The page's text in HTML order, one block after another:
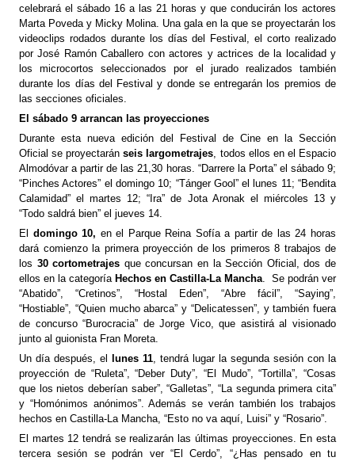
celebrará el sábado 16 a las 21 horas y que conducirán los actores
Marta Poveda y Micky Molina. Una gala en la que se proyectarán los
videoclips rodados durante los días del Festival, el corto realizado
por José Ramón Caballero con actores y actrices de la localidad y
los microcortos seleccionados por el jurado realizados también
durante los días del Festival y donde se entregarán los premios de
las secciones oficiales.
El sábado 9 arrancan las proyecciones
Durante esta nueva edición del Festival de Cine en la Sección
Oficial se proyectaránseis largometrajes, todos ellos en el Espacio
Almodóvar a partir de las 21,30 horas. “Darrere la Porta” el sábado 9;
“Pinches Actores” el domingo 10; “Tánger Gool” el lunes 11; “Bendita
Calamidad” el martes 12; “Ira” de Jota Aronak el miércoles 13 y
“Todo saldrá bien” el jueves 14.
El domingo 10, en el Parque Reina Sofía a partir de las 24 horas
dará comienzo la primera proyección de los primeros 8 trabajos de
los 30 cortometrajes que concursan en la Sección Oficial, dos de
ellos en la categoría Hechos en Castilla-La Mancha. Se podrán ver
“Abatido”, “Cretinos”, “Hostal Eden”, “Abre fácil”, “Saying”,
“Hostiable”, “Quien mucho abarca” y “Delicatessen”, y también fuera
de concurso “Burocracia” de Jorge Vico, que asistirá al visionado
junto al guionista Fran Moreta.
Un día después, el
lunes 11, tendrá lugar la segunda sesión con la
proyección de “Ruleta”, “Deber Duty”, “El Mudo”, “Tortilla”, “Cosas
que los nietos deberían saber”, “Galletas”, “La segunda primera cita”
y “Homónimos anónimos”. Además se verán también los trabajos
hechos en Castilla-La Mancha, “Esto no va aquí, Luisi” y “Rosario”.
El martes 12 tendrá se realizarán las últimas proyecciones. En esta
tercera sesión se podrán ver “El Cerdo”, “¿Has pensado en tu